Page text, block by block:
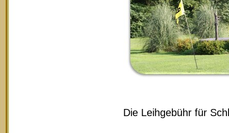
Die Leihgebühr für